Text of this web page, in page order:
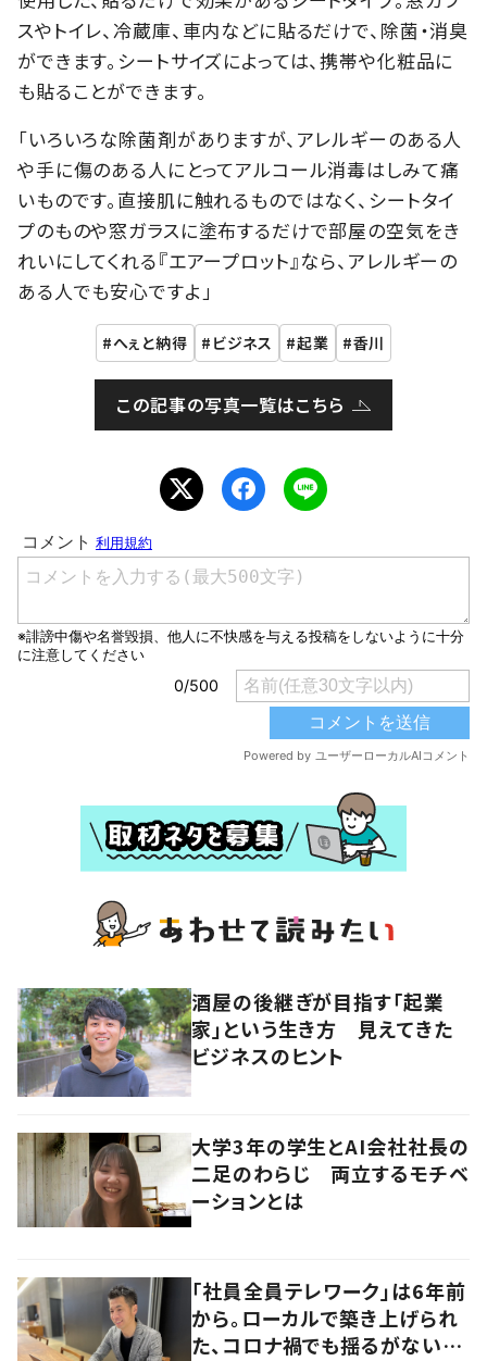
スやトイレ、冷蔵庫、車内などに貼るだけで、除菌・消臭
ができます。シートサイズによっては、携帯や化粧品に
も貼ることができます。
「いろいろな除菌剤がありますが、アレルギーのある人
や手に傷のある人にとってアルコール消毒はしみて痛
いものです。直接肌に触れるものではなく、シートタイ
プのものや窓ガラスに塗布するだけで部屋の空気をき
れいにしてくれる『エアープロット』なら、アレルギーの
ある人でも安心ですよ」
へぇと納得 ビジネス 起業 香川
この記事の写真一覧はこちら
酒屋の後継ぎが目指す「起業
家」という生き方 見えてきた
ビジネスのヒント
大学3年の学生とAI会社社長の
二足のわらじ 両立するモチベ
ーションとは
「社員全員テレワーク」は6年前
から。ローカルで築き上げられ
た、コロナ禍でも揺るがないビ